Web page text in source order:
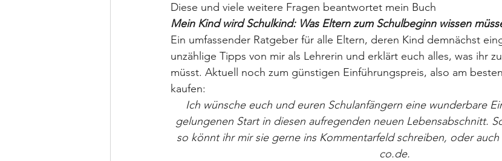
Diese und viele weitere Fragen beantwortet mein Buch
Mein Kind wird Schulkind: Was Eltern zum Schulbeginn wissen
Ein umfassender Ratgeber für alle Eltern, deren Kind demnächst
unzählige Tipps von mir als Lehrerin und erklärt euch alles, was ihr
müsst. Aktuell noch zum günstigen Einführungspreis, also am
kaufen:
Ich wünsche euch und euren Schulanfängern eine wunderbare
gelungenen Start in diesen aufregenden neuen Lebensabschnitt.
so könnt ihr mir sie gerne ins Kommentarfeld schreiben, oder auch
co.de.